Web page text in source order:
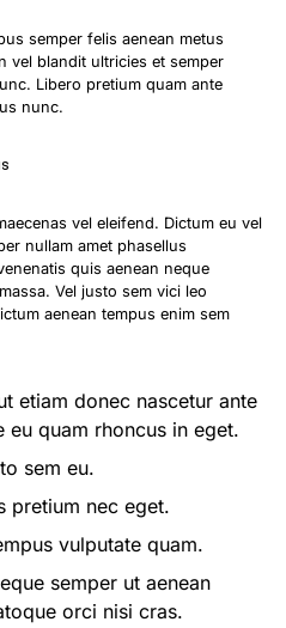
semper felis aenean metus
vel blandit ultricies et semper
Libero pretium quam ante
nunc.
vel eleifend. Dictum eu vel
nullam amet phasellus
quis aenean neque
Vel justo sem vici leo
aenean tempus enim sem
etiam donec nascetur ante
eu quam rhoncus in eget.
sem eu.
pretium nec eget.
vulputate quam.
semper ut aenean
orci nisi cras.